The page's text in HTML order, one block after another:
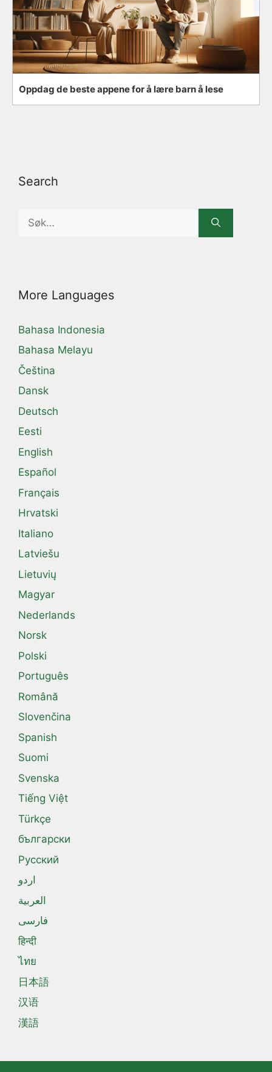
Oppdag de beste appene for å lære barn å lese
Search
for:
More Languages
Bahasa Indonesia
Bahasa Melayu
Čeština
Dansk
Deutsch
Eesti
English
Español
Français
Hrvatski
Italiano
Latviešu
Lietuvių
Magyar
Nederlands
Norsk
Polski
Português
Română
Slovenčina
Spanish
Suomi
Svenska
Tiếng Việt
Türkçe
български
Русский
اردو
العربية
فارسی
हिन्दी
ไทย
日本語
汉语
漢語